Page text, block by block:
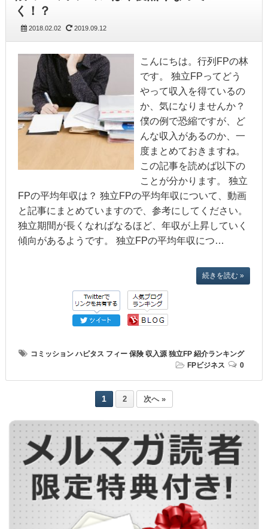
く！？
2018.02.02 2019.09.12
こんにちは。行列FPの林
です。 独立FPってどう
やって収入を得ているの
か、気になりませんか？
僕の例で恐縮ですが、ど
んな収入があるのか、一
度まとめておきますね。
この記事を読めば以下の
ことが分かります。 独立
FPの平均年収は？ 独立FPの平均年収について、動画
と記事にまとめていますので、参考にしてください。
独立期間が長くなればなるほど、年収が上昇していく
傾向があるようです。 独立FPの平均年収につ…
続きを読む »
コミッション ハピタス フィー 保険 収入源 独立FP 紹介ランキング
FPビジネス
0
1 2 次へ »